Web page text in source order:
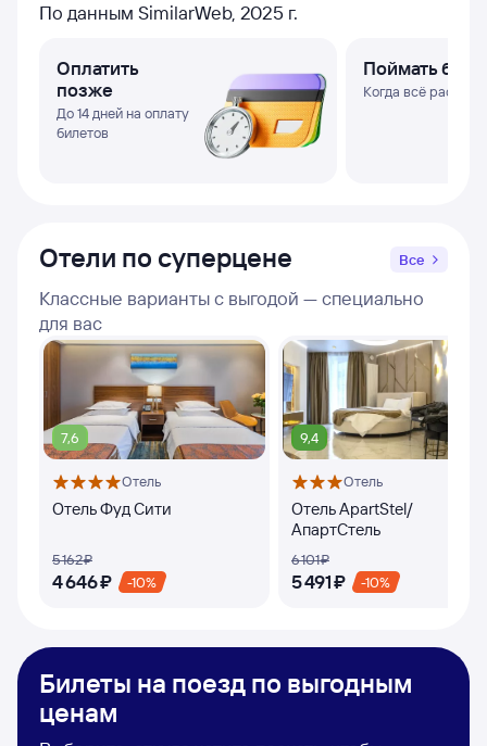
По данным SimilarWeb, 2025 г.
Оплатить
позже
До 14 дней на оплату
билетов
Поймать
Когда всё
Отели по суперцене Все
Классные варианты с выгодой — специально
для вас
7,6
Отель
Отель Фуд Сити
5 ⁠162 ⁠₽
4 ⁠646 ⁠₽ -10%
9,4
Отель
Отель ApartStel/
АпартСтель
6 ⁠101 ⁠₽
5 ⁠491 ⁠₽ -10%
Билеты на поезд по выгодным
ценам